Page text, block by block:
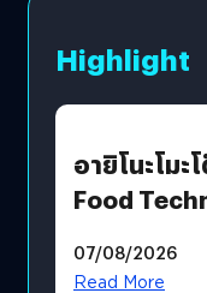
Highlight
อายิโนะโมะ
Food
บริโภคและ
07/08/2026
Read More